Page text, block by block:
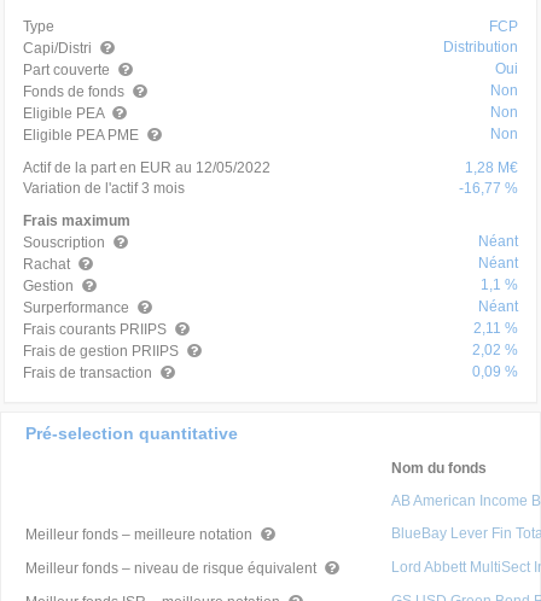
Type
FCP
Capi/Distri
Distribution
Part couverte
Oui
Fonds de fonds
Non
Eligible PEA
Non
Eligible PEA PME
Non
Actif de la part en EUR au 12/05/2022
1,28 M€
Variation de l'actif 3 mois
-16,77 %
Frais maximum
Souscription
Néant
Rachat
Néant
Gestion
1,1 %
Surperformance
Néant
Frais courants PRIIPS
2,11 %
Frais de gestion PRIIPS
2,02 %
Frais de transaction
0,09 %
Pré-selection quantitative
Nom du fonds
AB American Income
Meilleur fonds – meilleure notation
BlueBay Lever Fin
Meilleur fonds – niveau de risque équivalent Lord Abbett MultiSect